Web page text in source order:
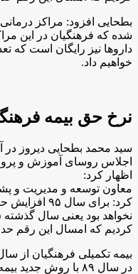
شده که فرهنگیان در این
خواهیم داد.
نرخ حق بیمه
سید محمد بطحایی دیروز
اجلاس روسای آموزش و
اظهار کرد:
معاون توسعه و مدیریت و
کردیم که امسال این رقم حدود ۱۷ هزار تومان خواهد
در سال ۸۹ با روش جدید بیمه طلایی ادامه یافت.